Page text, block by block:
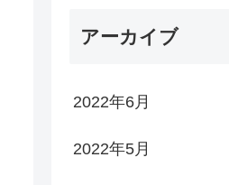
アーカイブ
2022年6月
2022年5月